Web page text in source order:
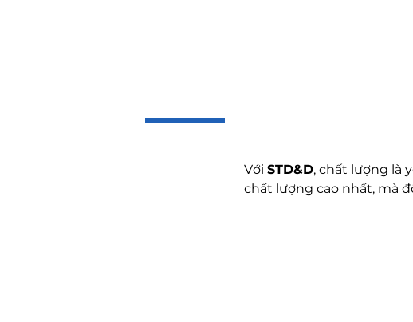
Với STD&D, chất lượng là
chất lượng cao nhất, mà